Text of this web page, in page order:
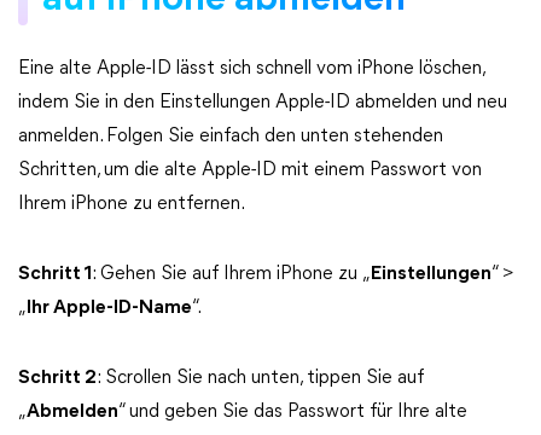
Eine alte Apple-ID lässt sich schnell vom iPhone löschen,
indem Sie in den Einstellungen Apple-ID abmelden und neu
anmelden. Folgen Sie einfach den unten stehenden
Schritten, um die alte Apple-ID mit einem Passwort von
Ihrem iPhone zu entfernen.
Schritt 1 : Gehen Sie auf Ihrem iPhone zu „ Einstellungen“ >
„ Ihr Apple-ID-Name“.
Schritt 2: Scrollen Sie nach unten, tippen Sie auf
„Abmelden“ und geben Sie das Passwort für Ihre alte